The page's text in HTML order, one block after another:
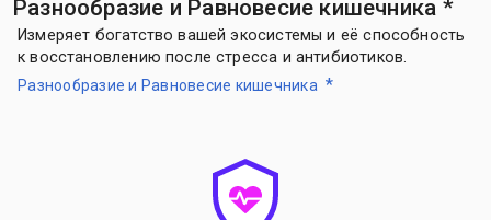
Разнообразие и Равновесие кишечника *
Измеряет богатство вашей экосистемы и её способность
к восстановлению после стресса и антибиотиков.
Разнообразие и Равновесие кишечника *